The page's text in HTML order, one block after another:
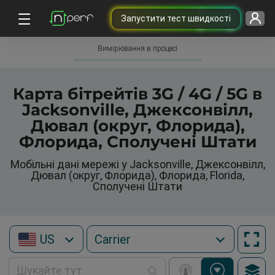
Запустити тест швидкості
Вимірювання в процесі
Карта бітрейтів 3G / 4G / 5G в
Jacksonville, Джексонвілл,
Дювал (округ, Флорида),
Флорида, Сполучені Штати
Мобільні дані мережі у Jacksonville, Джексонвілл,
Дювал (округ, Флорида), Флорида, Florida,
Сполучені Штати
US